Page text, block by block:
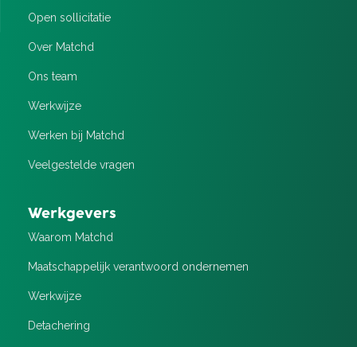
Open sollicitatie
Over Matchd
Ons team
Werkwijze
Werken bij Matchd
Veelgestelde vragen
Werkgevers
Waarom Matchd
Maatschappelijk verantwoord ondernemen
Werkwijze
Detachering